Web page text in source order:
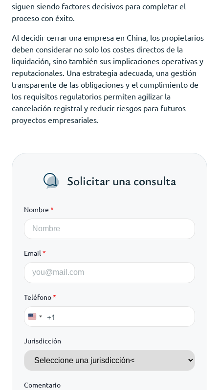
siguen siendo factores decisivos para completar el
proceso con éxito.
Al decidir cerrar una empresa en China, los propietarios
deben considerar no solo los costes directos de la
liquidación, sino también sus implicaciones operativas y
reputacionales. Una estrategia adecuada, una gestión
transparente de las obligaciones y el cumplimiento de
los requisitos regulatorios permiten agilizar la
cancelación registral y reducir riesgos para futuros
proyectos empresariales.
Solicitar una consulta
Nombre *
Email *
Teléfono*
United
+1
+1
Jurisdicción
Comentario